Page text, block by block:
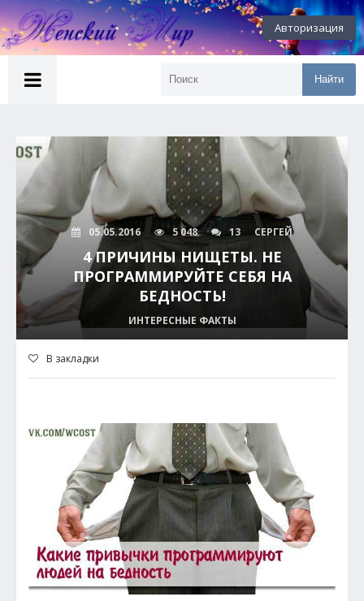
Авторизация
Найти
05.05.2016 5 048 13 СЕРГЕЙ
4 ПРИЧИНЫ НИЩЕТЫ. НЕ
ПРОГРАММИРУЙТЕ СЕБЯ НА
БЕДНОСТЬ!
ИНТЕРЕСНЫЕ ФАКТЫ
В закладки